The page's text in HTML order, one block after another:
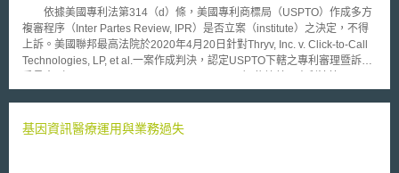
依據美國專利法第314（d）條，美國專利商標局（USPTO）作成多方
複審程序（Inter Partes Review, IPR）是否立案（institute）之決定，不得
上訴。美國聯邦最高法院於2020年4月20日針對Thryv, Inc. v. Click-to-Call
Technologies, LP, et al.一案作成判決，認定USPTO下轄之專利審理暨訴願
315（b）條判斷IPR申請是否逾期不立案之決定，同樣屬於第314（d）條
5,818,836號美國專利（以下簡稱836號專利）向Thryv公司的前身Ingenio,
基因資訊醫療運用與業務過失